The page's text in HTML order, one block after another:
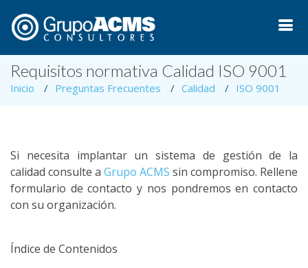
Requisitos normativa Calidad ISO 9001
Inicio Preguntas Frecuentes Calidad ISO 9001
Si necesita implantar un sistema de gestión de la
calidad consulte a Grupo ACMS sin compromiso. Rellene
formulario de contacto y nos pondremos en contacto
con su organización.
Índice de Contenidos